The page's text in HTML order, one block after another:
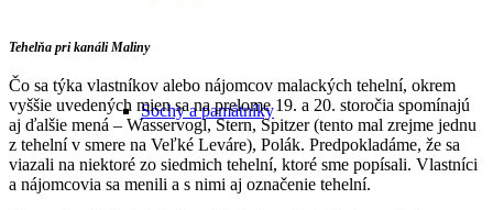
Sochy a pamätníky
Tehelňa pri kanáli Maliny
Čo sa týka vlastníkov alebo nájomcov malackých tehelní, okrem
vyššie uvedených mien sa na prelome 19. a 20. storočia spomínajú
aj ďalšie mená – Wasservogl, Stern, Spitzer (tento mal zrejme jednu
z tehelní v smere na Veľké Leváre), Polák. Predpokladáme, že sa
viazali na niektoré zo siedmich tehelní, ktoré sme popísali. Vlastníci
a nájomcovia sa menili a s nimi aj označenie tehelní.